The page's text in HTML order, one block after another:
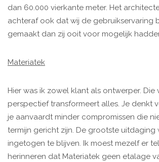
dan 60.000 vierkante meter. Het
achteraf ook dat wij de gebruikservaring
gemaakt dan zij ooit voor mogelijk
Materiatek
Hier was ik zowel klant als ontwerper. Die
perspectief transformeert alles. Je denkt
je aanvaardt minder compromissen die
termijn gericht zijn. De grootste uitdaging
ingetogen te blijven. Ik moest mezelf er
herinneren dat Materiatek geen etalage